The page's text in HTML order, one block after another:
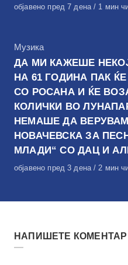
Објавено
објавено пред 7 дена 1 мин
КАтегорија
Музика
ДА МИ КАЖЕШЕ
НА 61 ГОДИНА ПАК
СО РОСАНА И ЌЕ
КОЛИЧКИ ВО
НЕМАШЕ ДА
НОВАЧЕВСКА ЗА
МЛАДИ“ СО ДАЦ И
Објавено
објавено пред 3 дена 2 мин
НАПИШЕТЕ КОМЕНТАР